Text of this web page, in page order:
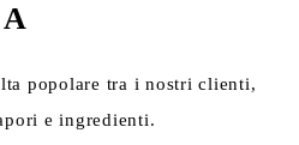
popolare tra i nostri clienti,
e ingredienti.